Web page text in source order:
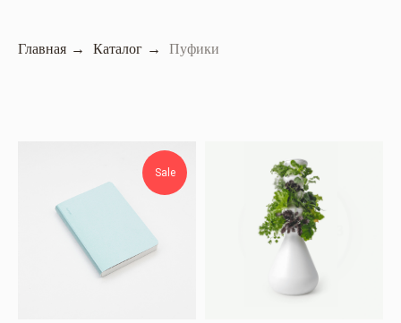
Главная → Каталог → Пуфики
Sale